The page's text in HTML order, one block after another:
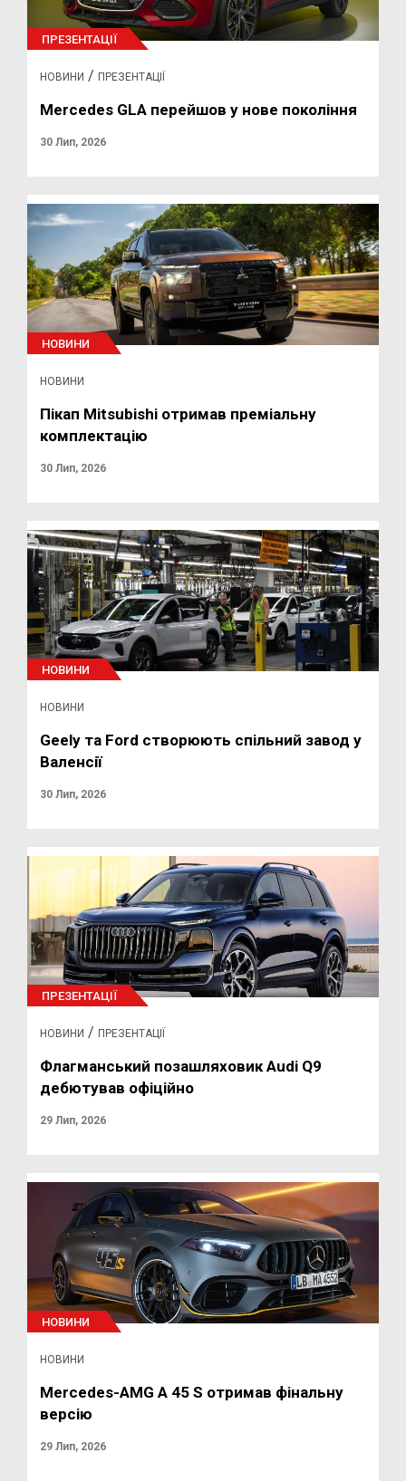
ПРЕЗЕНТАЦІЇ
НОВИНИ / ПРЕЗЕНТАЦІЇ
Mercedes GLA перейшов у нове покоління
30 Лип, 2026
НОВИНИ
НОВИНИ
Пікап Mitsubishi отримав преміальну
комплектацію
30 Лип, 2026
НОВИНИ
НОВИНИ
Geely та Ford створюють спільний завод у
Валенсії
30 Лип, 2026
ПРЕЗЕНТАЦІЇ
НОВИНИ / ПРЕЗЕНТАЦІЇ
Флагманський позашляховик Audi Q9
дебютував офіційно
29 Лип, 2026
НОВИНИ
НОВИНИ
Mercedes-AMG A 45 S отримав фінальну
версію
29 Лип, 2026